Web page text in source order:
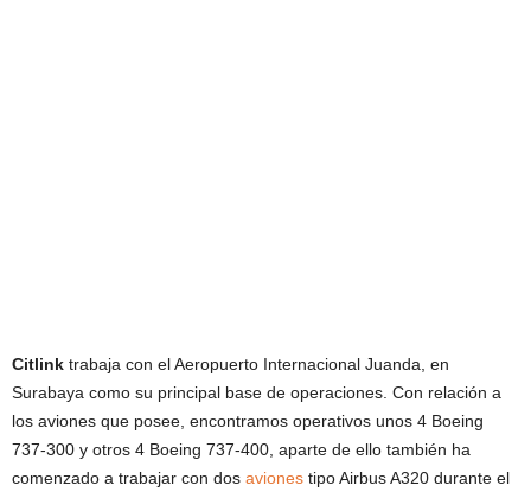
Citlink trabaja con el Aeropuerto Internacional Juanda, en
Surabaya como su principal base de operaciones. Con relación a
los aviones que posee, encontramos operativos unos 4 Boeing
737-300 y otros 4 Boeing 737-400, aparte de ello también ha
comenzado a trabajar con dos aviones tipo Airbus A320 durante el